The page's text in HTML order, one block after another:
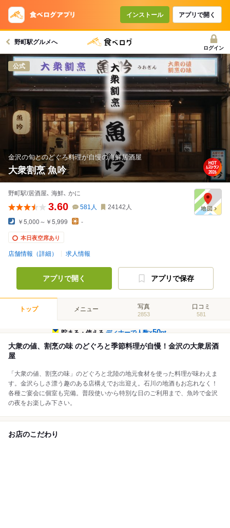
インストール アプリで開く
野町駅グルメへ
ログイン
公式
金沢の旬とのどぐろ料理が自慢の海鮮居酒屋
大衆割烹 魚吟
野町駅/居酒屋､ 海鮮､ かに
3.60 581 人 24142 人
￥5,000～￥5,999 -
本日夜空席あり
店舗情報（詳細） 求人情報
アプリで開く アプリで保存
トップ メニュー 写真
2853
口コミ
581
貯まる・使えるディナーで人数×50pt
大衆の値、割烹の味 のどぐろと季節料理が自慢！金沢の大衆居酒
屋
「大衆の値、割烹の味」のどぐろと北陸の地元食材を使った料理が味わえま
す。金沢らしさ漂う趣のある店構えでお出迎え。石川の地酒もお忘れなく！
各種ご宴会に個室も完備。普段使いから特別な日のご利用まで、魚吟で金沢
の夜をお楽しみ下さい。
お店のこだわり
コースで使えるクーポン
戻る
クーポンを利用せず予約する